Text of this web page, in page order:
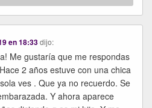
en 18:33 dijo:
Me gustaría que me respondas
2 años estuve con una chica
ves . Que ya no recuerdo. Se
Y ahora aparece